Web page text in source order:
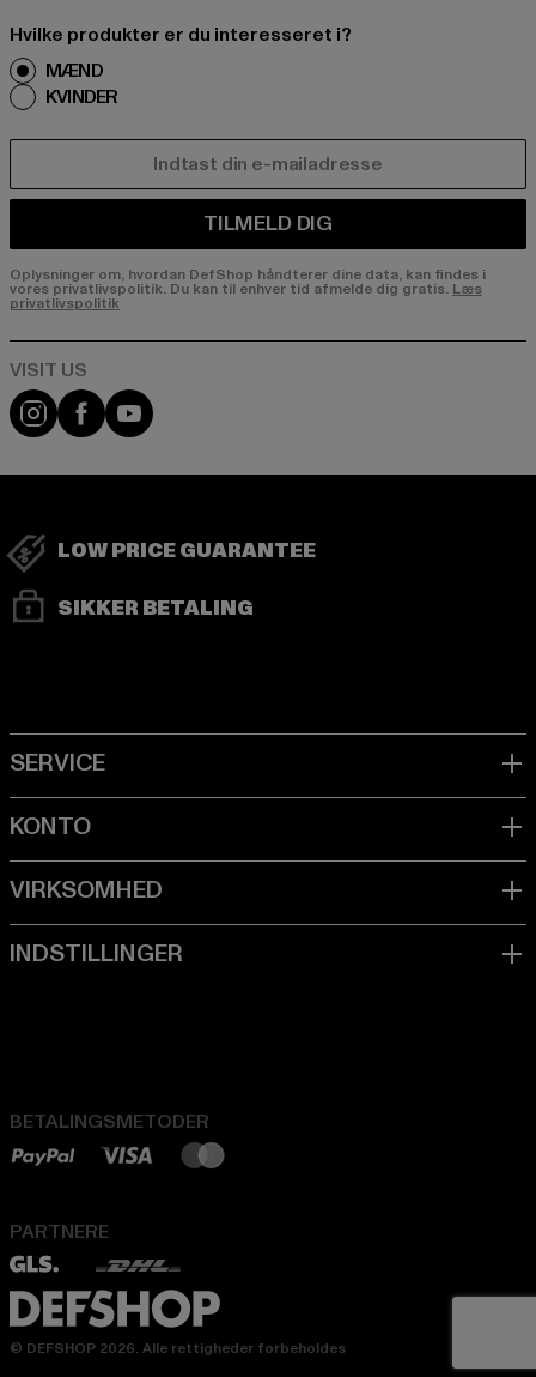
Hvilke produkter er du interesseret i?
MÆND
KVINDER
TILMELD DIG
Oplysninger om, hvordan DefShop håndterer dine data, kan findes i
vores privatlivspolitik. Du kan til enhver tid afmelde dig gratis. Læs
privatlivspolitik
Visit our Instagram page:
Visit our Facebook page:
Visit our YouTube channel:
LOW PRICE GUARANTEE
SIKKER BETALING
BETALINGSMETODER
PARTNERE
© DEFSHOP 2026. Alle rettigheder forbeholdes